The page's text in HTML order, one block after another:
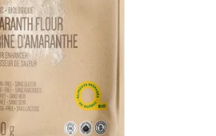
PANIER /